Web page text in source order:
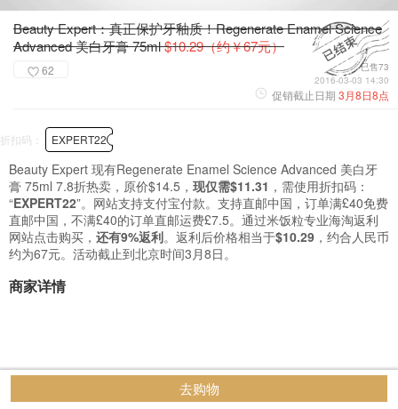
Beauty Expert：真正保护牙釉质！Regenerate Enamel Science
Advanced 美白牙膏 75ml$10.29（约￥67元）
62
已售73
2016-03-03 14:30
促销截止日期 3月8日8点
折扣码： EXPERT22
Beauty Expert 现有Regenerate Enamel Science Advanced 美白牙
膏 75ml 7.8折热卖，原价$14.5， 现仅需$11.31 ，需使用折扣码：
“EXPERT22”。网站支持支付宝付款。支持直邮中国，订单满£40免费
直邮中国，不满£40的订单直邮运费£7.5。通过米饭粒专业海淘返利
网站点击购买， 还有9%返利。返利后价格相当于$10.29 ，约合人民币
约为67元。活动截止到北京时间3月8日。
商家详情
去购物